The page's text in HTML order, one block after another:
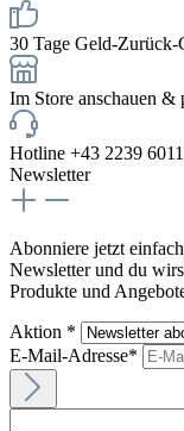
30 Tage Geld-Zurück-
Im Store anschauen &
Hotline +43 2239
Newsletter
Abonniere jetzt
Newsletter und du
Produkte und
Aktion *
E-Mail-Adresse*